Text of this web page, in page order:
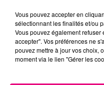
Vous pouvez accepter en
sélectionnant les finalités et/ou
Vous pouvez également
accepter". Vos préférences ne
pouvez mettre à jour vos choix,
moment via le lien "Gérer les